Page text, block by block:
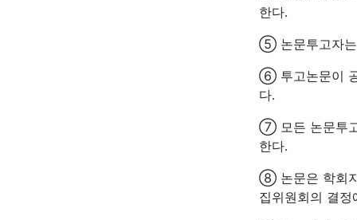
한다.
⑤ 논문투고자는
⑥ 투고논문이 공
다.
⑦ 모든 논문투
한다.
⑧ 논문은 학회
집위원회의 결